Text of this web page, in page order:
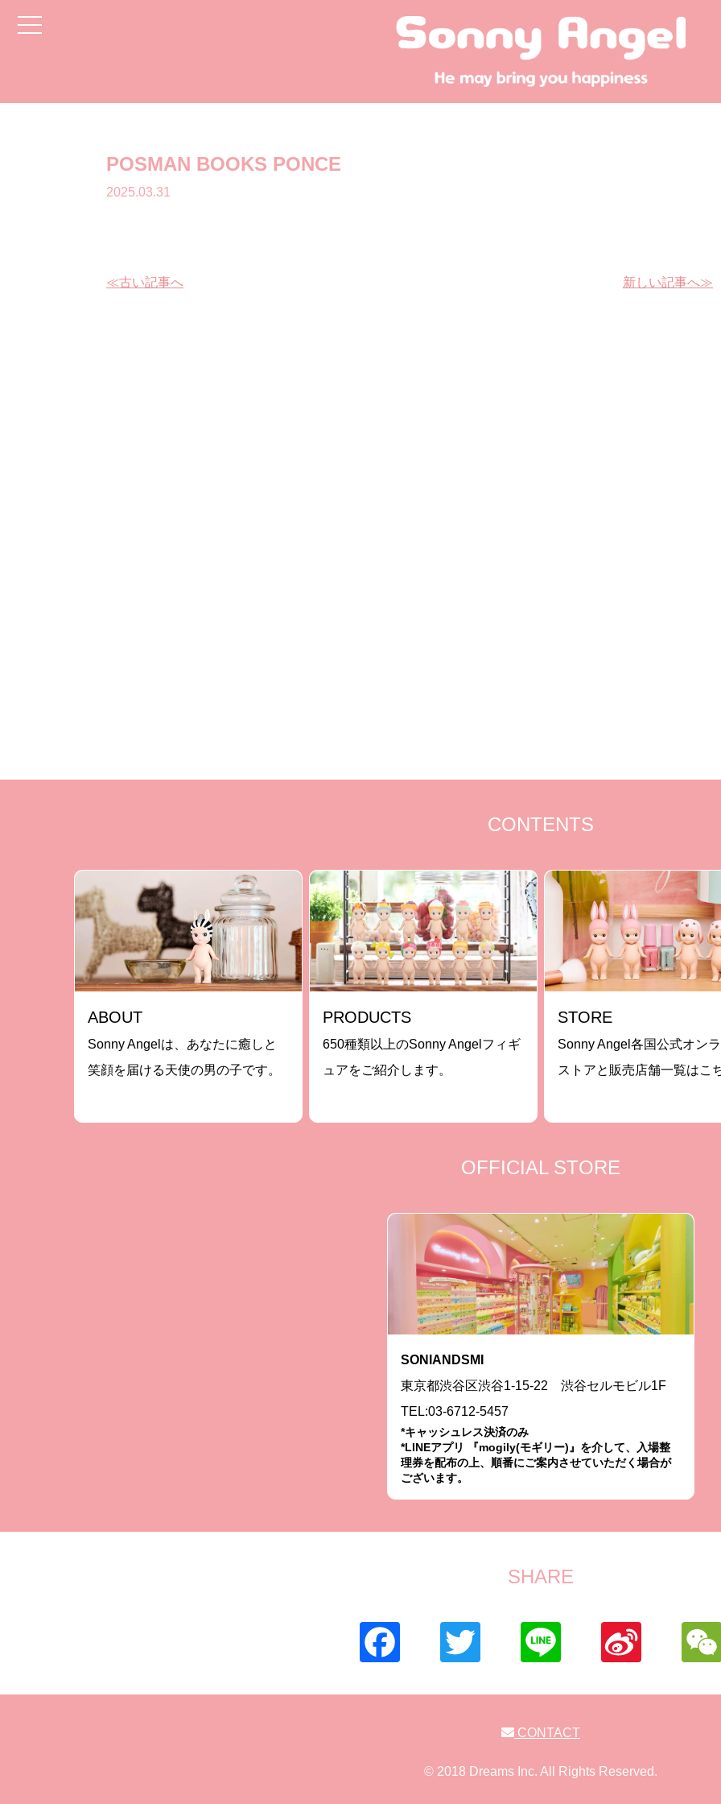
toggle
navigation
POSMAN BOOKS PONCE
2025.03.31
≪古い記事へ 新しい記事へ≫
CONTENTS
ABOUT
Sonny Angelは、あなたに癒しと
笑顔を届ける天使の男の子です。
PRODUCTS
650種類以上のSonny Angelフィギ
ュアをご紹介します。
STORE
Sonny Angel各国公式オン
ストアと販売店舗一覧はこ
OFFICIAL STORE
SONIANDSMI
東京都渋谷区渋谷1-15-22 渋谷セルモビル1F
TEL:03-6712-5457
*キャッシュレス決済のみ
*LINEアプリ 『mogily(モギリー)』を介して、入場整
理券を配布の上、順番にご案内させていただく場合が
ございます。
SHARE
CONTACT
© 2018 Dreams Inc. All Rights Reserved.